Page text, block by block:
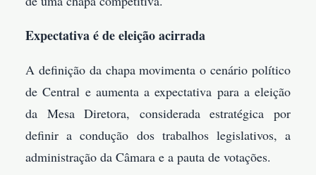
Expectativa é de eleição acirrada
A definição da chapa movimenta o cenário político
de Central e aumenta a expectativa para a eleição
da Mesa Diretora, considerada estratégica por
definir a condução dos trabalhos legislativos, a
administração da Câmara e a pauta de votações.